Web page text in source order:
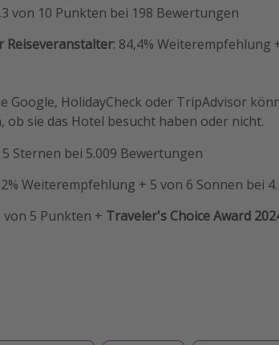
von 10 Punkten bei 198 Bewertungen
Reiseveranstalter: 84,4% Weiterempfehlung
Google, HolidayCheck oder TripAdvisor
ob sie das Hotel besucht haben oder nicht.
5 Sternen bei 5.009 Bewertungen
Weiterempfehlung + 5 von 6 Sonnen bei
von 5 Punkten + Traveler's Choice Award